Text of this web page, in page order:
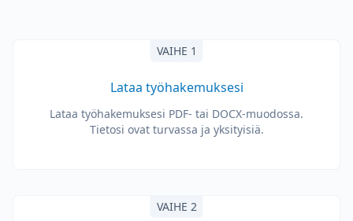
VAIHE 1
Lataa työhakemuksesi
Lataa työhakemuksesi PDF- tai DOCX-muodossa.
Tietosi ovat turvassa ja yksityisiä.
VAIHE 2